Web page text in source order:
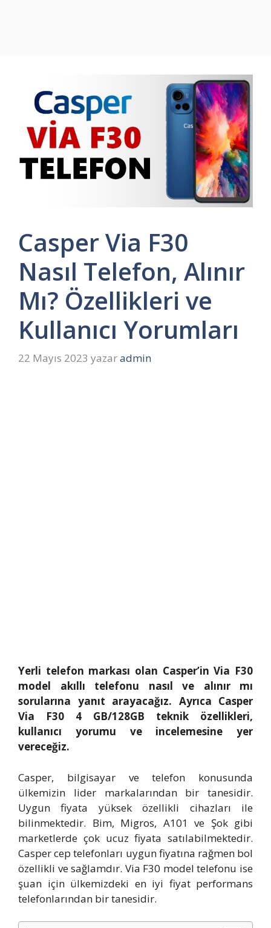
Casper Via F30
Nasıl Telefon, Alınır
Mı? Özellikleri ve
Kullanıcı Yorumları
22 Mayıs 2023 yazaradmin
Yerli telefon markası olan Casper’in Via F30
model akıllı telefonu nasıl ve alınır mı
sorularına yanıt arayacağız. Ayrıca Casper
Via F30 4 GB/128GB teknik özellikleri,
kullanıcı yorumu ve incelemesine yer
vereceğiz.
Casper, bilgisayar ve telefon konusunda
ülkemizin lider markalarından bir tanesidir.
Uygun fiyata yüksek özellikli cihazları ile
bilinmektedir. Bim, Migros, A101 ve Şok gibi
marketlerde çok ucuz fiyata satılabilmektedir.
Casper cep telefonları uygun fiyatına rağmen bol
özellikli ve sağlamdır. Via F30 model telefonu ise
şuan için ülkemizdeki en iyi fiyat performans
telefonlarından bir tanesidir.